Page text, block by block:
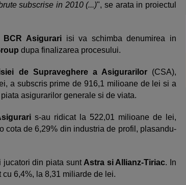
subscrise in 2010 (...)", se arata in proiectul
BCR Asigurari isi va schimba denumirea in
dupa finalizarea procesului.
de Supraveghere a Asigurarilor(CSA),
a subscris prime de 916,1 milioane de lei si a
asigurarilor generale si de viata.
s-au ridicat la 522,01 milioane de lei,
cota de 6,29% din industria de profil, plasandu-
jucatori din piata sunt Astra si Allianz-Tiriac. In
6,4%, la 8,31 miliarde de lei.